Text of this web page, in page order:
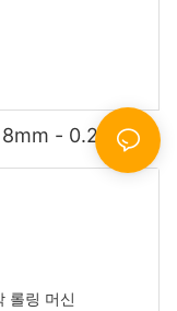
8mm - 0.2mm